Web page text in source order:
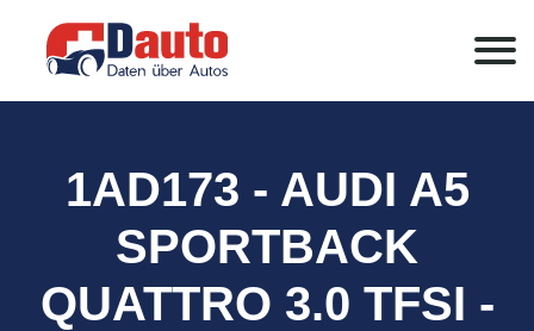
1AD173 - AUDI A5
SPORTBACK
QUATTRO 3.0 TFSI -